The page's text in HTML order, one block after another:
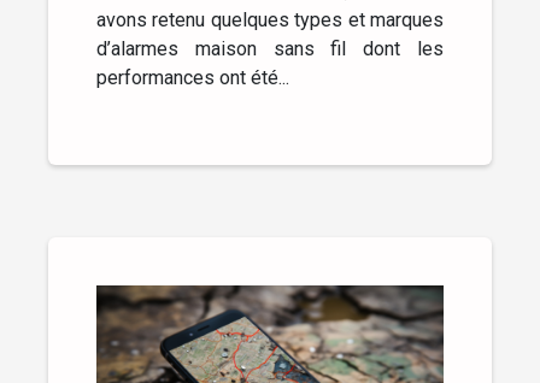
avons retenu quelques types et marques
d’alarmes maison sans fil dont les
performances ont été...